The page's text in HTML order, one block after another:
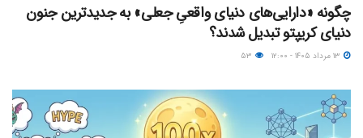
چگونه «دارایی‌های دنیای واقعیِ جعلی» به جدیدترین جنون
دنیای کریپتو تبدیل شدند؟